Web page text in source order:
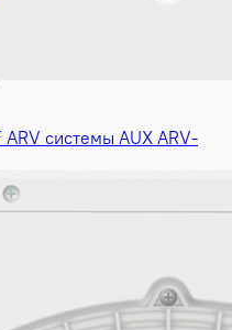
системы AUX ARV-